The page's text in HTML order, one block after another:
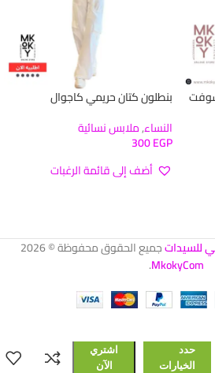
سوفت
بنطلون كتان حريمي كاجوال
النساء,ملابس نسائية
300EGP
أضف إلى قائمة الرغبات
للسيداتجميع الحقوق محفوظة © 2026
MkokyCom
.
حدد
الخيارات
اشتري
الآن